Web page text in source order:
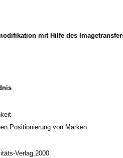
mit Hilfe des
Positionierung von Marken
Verlag,2000